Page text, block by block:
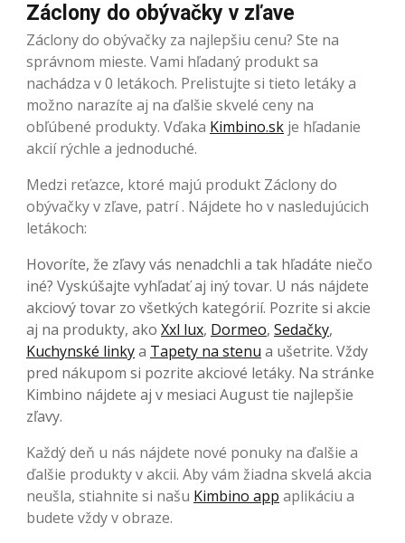
Záclony do obývačky v zľave
Záclony do obývačky za najlepšiu cenu? Ste na
správnom mieste. Vami hľadaný produkt sa
nachádza v 0 letákoch. Prelistujte si tieto letáky a
možno narazíte aj na ďalšie skvelé ceny na
obľúbené produkty. Vďaka Kimbino.sk je hľadanie
akcií rýchle a jednoduché.
Medzi reťazce, ktoré majú produkt Záclony do
obývačky v zľave, patrí . Nájdete ho v nasledujúcich
letákoch:
Hovoríte, že zľavy vás nenadchli a tak hľadáte niečo
iné? Vyskúšajte vyhľadať aj iný tovar. U nás nájdete
akciový tovar zo všetkých kategórií. Pozrite si akcie
aj na produkty, ako Xxl lux, Dormeo, Sedačky,
Kuchynské linkya Tapety na stenu a ušetrite. Vždy
pred nákupom si pozrite akciové letáky. Na stránke
Kimbino nájdete aj v mesiaci August tie najlepšie
zľavy.
Každý deň u nás nájdete nové ponuky na ďalšie a
ďalšie produkty v akcii. Aby vám žiadna skvelá akcia
neušla, stiahnite si našu Kimbino app aplikáciu a
budete vždy v obraze.